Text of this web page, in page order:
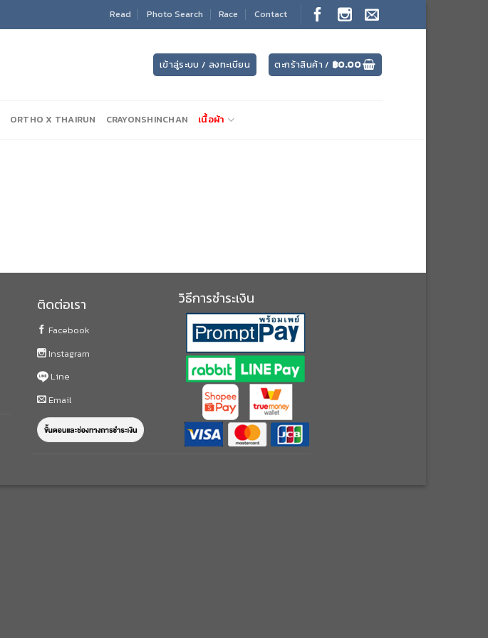
Read Photo Search Race Contact
เข้าสู่ระบบ / ลงทะเบียน ตะกร้าสินค้า / ฿0.00
ORTHO X THAIRUN CRAYONSHINCHAN เนื้อผ้า
ติดต่อเรา
Facebook
Instagram
Line
Email
วิธีการชำระเงิน